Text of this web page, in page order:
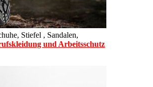
Stiefel , Sandalen,
und Arbeitsschutz